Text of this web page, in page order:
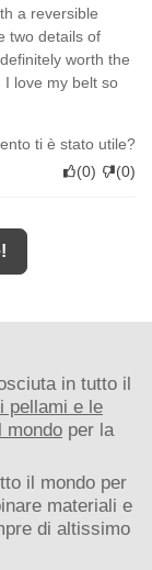
a reversible
two details of
worth the
I love my belt so
ti è stato utile?
(0) (0)
in tutto il
pellami e le
mondo per la
il mondo per
materiali e
di altissimo